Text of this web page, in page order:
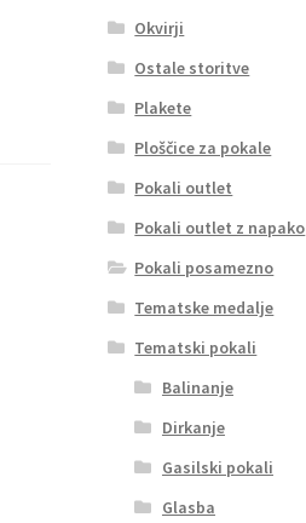
Okvirji
Ostale storitve
Plakete
Ploščice za pokale
Pokali outlet
Pokali outlet z napako
Pokali posamezno
Tematske medalje
Tematski pokali
Balinanje
Dirkanje
Gasilski pokali
Glasba